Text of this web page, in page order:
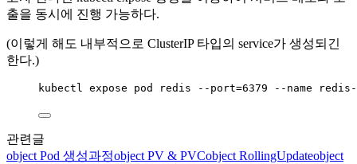
출을 동시에 진행 가능하다.
(이렇게 해도 내부적으로 ClusterIP 타입의 service가 생성되긴
한다.)
kubectl expose pod redis -- port=6379 -- name redis -
관련글
object Pod 생성과정object PV & PVCobject RollingUpdateobject